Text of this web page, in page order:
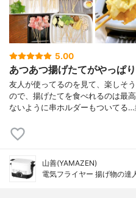
5.00
あつあつ揚げたてがやっぱ
友人が使ってるのを見て、楽しそ
ので、揚げたてを食べれるのは最
ないように串ホルダーもついてる…
山善(YAMAZEN)
電気フライヤー 揚げ物の達